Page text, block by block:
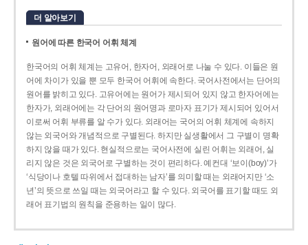
더 알아보기
원어에 따른 한국어 어휘 체계
한국어의 어휘 체계는 고유어, 한자어, 외래어로 나눌 수 있다. 이들은 원
어에 차이가 있을 뿐 모두 한국어 어휘에 속한다. 국어사전에서는 단어의
원어를 밝히고 있다. 고유어에는 원어가 제시되어 있지 않고 한자어에는
한자가, 외래어에는 각 단어의 원어명과 로마자 표기가 제시되어 있어서
이로써 어휘 부류를 알 수가 있다. 외래어는 국어의 어휘 체계에 속하지
않는 외국어와 개념적으로 구별된다. 하지만 실생활에서 그 구별이 명확
하지 않을 때가 있다. 현실적으로는 국어사전에 실린 어휘는 외래어, 실
리지 않은 것은 외국어로 구별하는 것이 편리하다. 예컨대 ‘보이(boy)’가
‘식당이나 호텔 따위에서 접대하는 남자’를 의미할 때는 외래어지만 ‘소
년’의 뜻으로 쓰일 때는 외국어라고 할 수 있다. 외국어를 표기할 때도 외
래어 표기법의 원칙을 준용하는 일이 많다.